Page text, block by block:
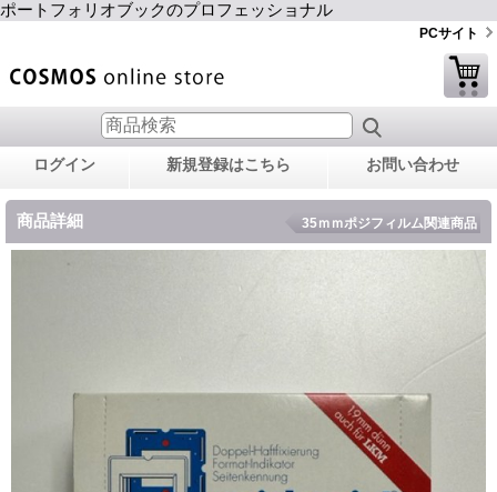
ポートフォリオブックのプロフェッショナル
PCサイト
ログイン 新規登録はこちら お問い合わせ
商品詳細 35ｍｍポジフィルム関連商品